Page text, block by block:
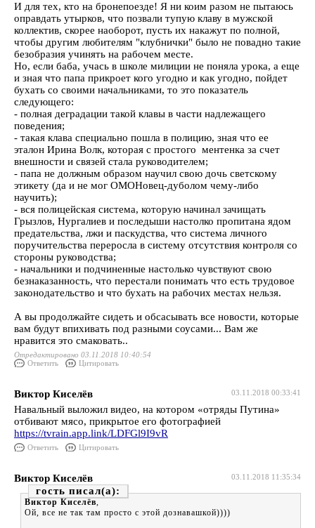
И для тех, кто на бронепоезде! Я ни коим разом не пытаюсь
оправдать утырков, что позвали тупую клаву в мужской
коллектив, скорее наоборот, пусть их накажут по полной,
чтобы другим любителям "клубнички" было не повадно такие
безобразия учинять на рабочем месте.
Но, если баба, учась в школе милиции не поняла урока, а еще
и зная что папа прикроет кого угодно и как угодно, пойдет
бухать со своими начальниками, то это показатель
следующего:
- полная деградации такой клавы в части надлежащего
поведения;
- такая клава специально пошла в полицию, зная что ее
эталон Ирина Волк, которая с простого ментенка за счет
внешности и связей стала руководителем;
- папа не должным образом научил свою дочь светскому
этикету (да и не мог ОМОНовец-дуболом чему-либо
научить);
- вся полицейская система, которую начинал зачищать
Грызлов, Нургалиев и последыши настолко пропитана ядом
предательства, лжи и паскудства, что система личного
поручительства переросла в систему отсутствия контроля со
стороны руководства;
- начальники и подчиненные настолько чувствуют свою
безнаказанность, что перестали понимать что есть трудовое
законодательство и что бухать на рабочих местах нельзя.
А вы продолжайте сидеть и обсасывать все новости, которые
вам будут впихивать под разными соусами... Вам же
нравится это смаковать..
Отредактировано 03.11.2018 10:40:54
Ответить
Цитировать
03.11.2018 00:33:41
Виктор Киселёв
Навальный выложил видео, на котором «отряды Путина»
отбивают мясо, прикрытое его фотографией
https://tvrain.app.link/LDFGl9I9vR
Ответить Цитировать
03.11.2018 11:35:34
Виктор Киселёв
гость
Виктор Киселёв,
Ой, все не так там просто с этой дознавашкой))))